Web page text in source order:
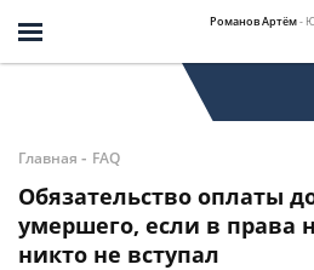
Романов Артём-
Главная - FAQ
Обязательство оплаты
умершего, если в права
никто не вступал